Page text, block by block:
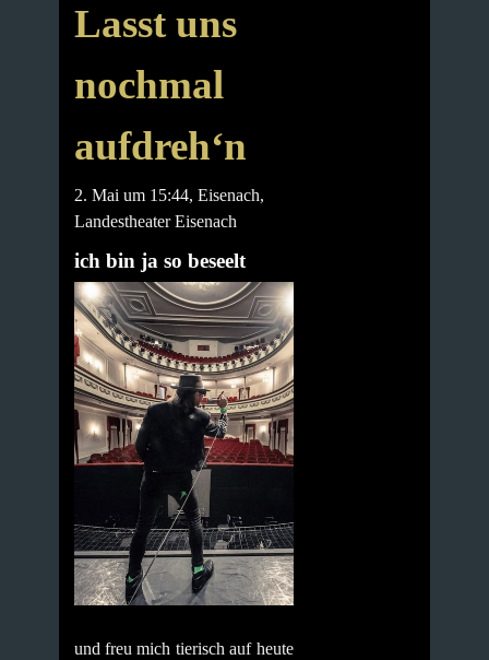
Lasst uns
nochmal
aufdreh‘n
2. Mai um 15:44, Eisenach,
Landestheater Eisenach
ich bin ja so beseelt
und freu mich tierisch auf heute